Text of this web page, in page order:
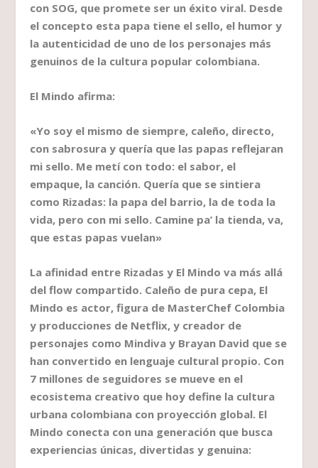
con SOG, que promete ser un éxito viral. Desde
el concepto esta papa tiene el sello, el humor y
la autenticidad de uno de los personajes más
genuinos de la cultura popular colombiana.
El Mindo afirma:
«Yo soy el mismo de siempre, caleño, directo,
con sabrosura y quería que las papas reflejaran
mi sello. Me metí con todo: el sabor, el
empaque, la canción. Quería que se sintiera
como Rizadas: la papa del barrio, la de toda la
vida, pero con mi sello. Camine pa’ la tienda, va,
que estas papas vuelan»
La afinidad entre Rizadas y El Mindo va más allá
del flow compartido. Caleño de pura cepa, El
Mindo es actor, figura de MasterChef Colombia
y producciones de Netflix, y creador de
personajes como Mindiva y Brayan David que se
han convertido en lenguaje cultural propio. Con
7 millones de seguidores se mueve en el
ecosistema creativo que hoy define la cultura
urbana colombiana con proyección global. El
Mindo conecta con una generación que busca
experiencias únicas, divertidas y genuina: